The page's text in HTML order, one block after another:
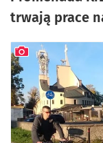
trwają prace